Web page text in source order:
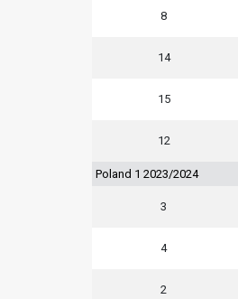
8
14
15
12
Poland 1 2023/2024
3
4
2